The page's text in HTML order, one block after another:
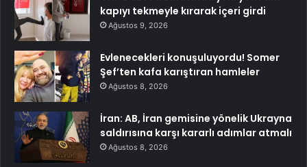
kapıyı tekmeyle kırarak içeri girdi
Ağustos 9, 2026
Evlenecekleri konuşuluyordu! Somer
Şef’ten kafa karıştıran hamleler
Ağustos 8, 2026
İran: AB, İran gemisine yönelik Ukrayna
saldırısına karşı kararlı adımlar atmalı
Ağustos 8, 2026